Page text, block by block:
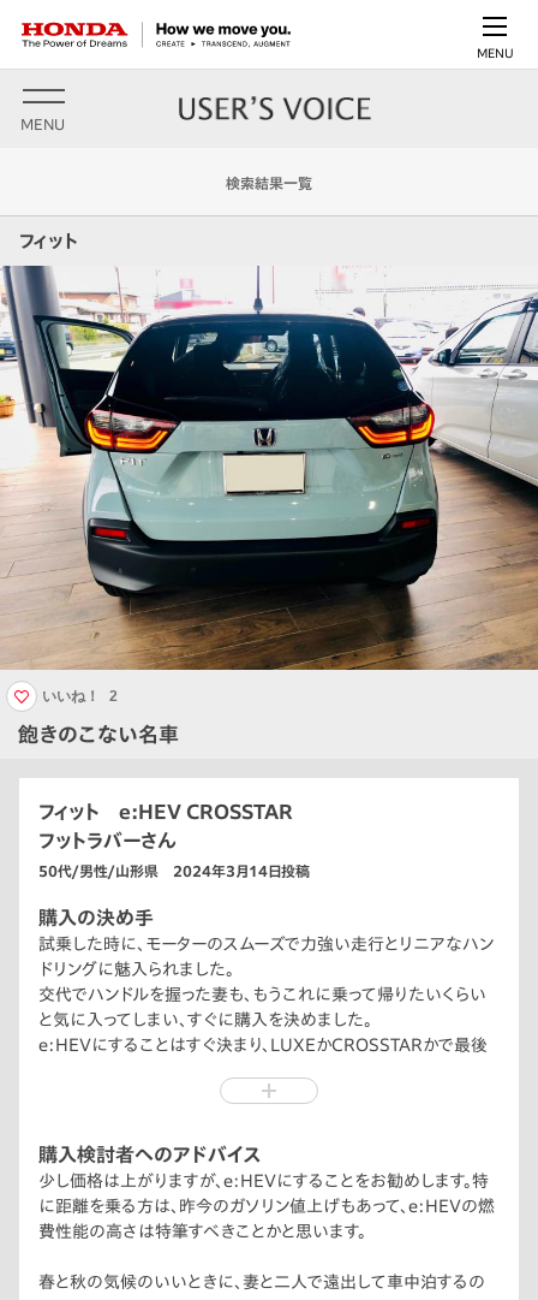
MENU
MENU
検索結果一覧
フィット
飽きのこない名車
いいね！ 2
フィット e:HEV CROSSTAR
フットラバーさん
50代/男性/山形県 2024年3月14日投稿
購入の決め手
試乗した時に、モーターのスムーズで力強い走行とリニアなハン
ドリングに魅入られました。
交代でハンドルを握った妻も、もうこれに乗って帰りたいくらい
と気に入ってしまい、すぐに購入を決めました。
e:HEVにすることはすぐ決まり、LUXEかCROSSTARかで最後
CROSSTARに決めました。
購入検討者へのアドバイス
少し価格は上がりますが、e:HEVにすることをお勧めします。特
に距離を乗る方は、昨今のガソリン値上げもあって、e:HEVの燃
費性能の高さは特筆すべきことかと思います。
春と秋の気候のいいときに、妻と二人で遠出して車中泊するの